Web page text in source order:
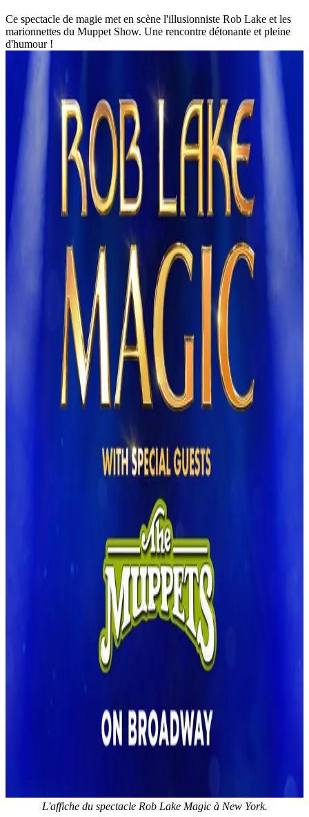
Ce spectacle de magie met en scène l'illusionniste Rob Lake et les
marionnettes du Muppet Show. Une rencontre détonante et pleine
d'humour !
L'affiche du spectacle Rob Lake Magic à New York.